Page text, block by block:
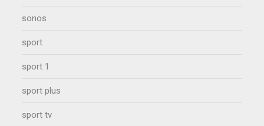
sonos
sport
sport 1
sport plus
sport tv